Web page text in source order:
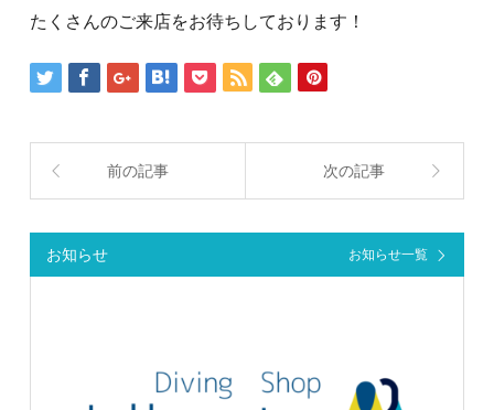
たくさんのご来店をお待ちしております！
前の記事 次の記事
お知らせ お知らせ一覧